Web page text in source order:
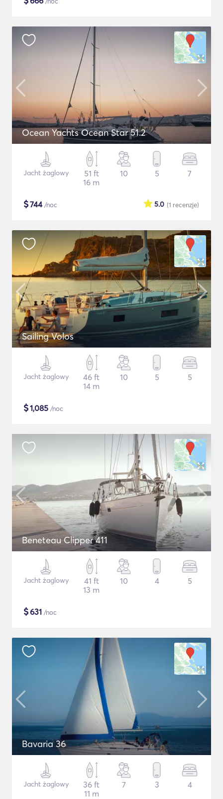
Ocean Yachts Ocean Star 51.2
Jacht żaglowy
51 ft
16 m
10 5 7
$744/noc (1 recenzje)
5.0
Sailing Volos
Jacht żaglowy
46 ft
14 m
10 5 5
$1,085 /noc
Beneteau Clipper 411
Jacht żaglowy
41 ft
13 m
10 4 5
$631 /noc
Bavaria 36
Jacht żaglowy
36 ft
11 m
7 3 4